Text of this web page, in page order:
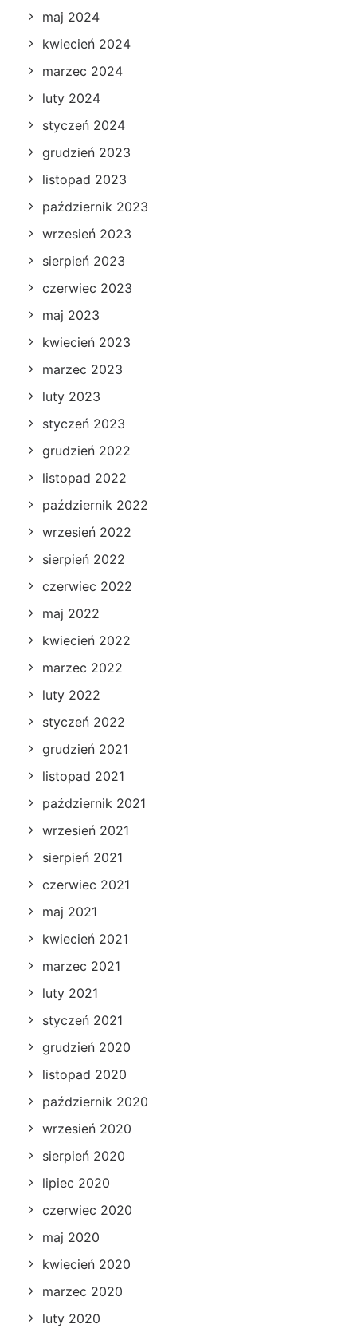
maj 2024
kwiecień 2024
marzec 2024
luty 2024
styczeń 2024
grudzień 2023
listopad 2023
październik 2023
wrzesień 2023
sierpień 2023
czerwiec 2023
maj 2023
kwiecień 2023
marzec 2023
luty 2023
styczeń 2023
grudzień 2022
listopad 2022
październik 2022
wrzesień 2022
sierpień 2022
czerwiec 2022
maj 2022
kwiecień 2022
marzec 2022
luty 2022
styczeń 2022
grudzień 2021
listopad 2021
październik 2021
wrzesień 2021
sierpień 2021
czerwiec 2021
maj 2021
kwiecień 2021
marzec 2021
luty 2021
styczeń 2021
grudzień 2020
listopad 2020
październik 2020
wrzesień 2020
sierpień 2020
lipiec 2020
czerwiec 2020
maj 2020
kwiecień 2020
marzec 2020
luty 2020